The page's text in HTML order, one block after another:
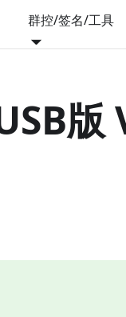
群控/签名/工具
版